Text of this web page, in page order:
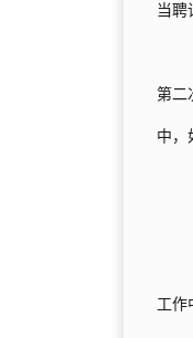
当聘
第二
中，
工作